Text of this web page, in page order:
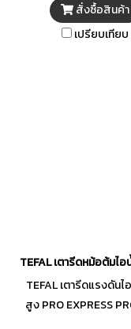
สั่งซื้อสินค้า
เปรียบเทียบ
TEFAL เตารีดหม้อต้ม
TEFAL เตารีดแรงดัน
สูง PRO EXPRESS